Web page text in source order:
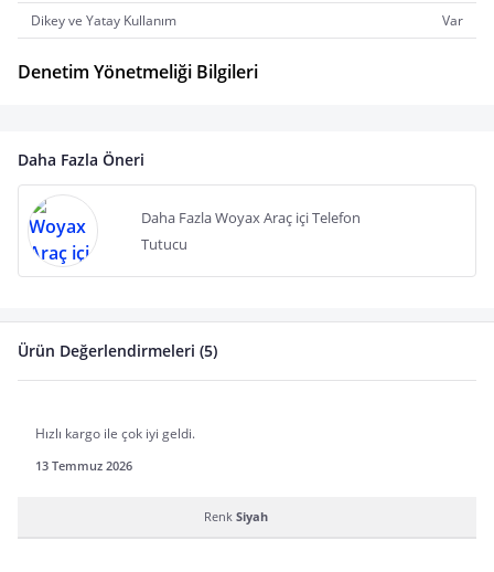
Dikey ve Yatay Kullanım
Var
Denetim Yönetmeliği Bilgileri
Daha Fazla Öneri
Daha Fazla Woyax Araç içi Telefon
Tutucu
Ürün Değerlendirmeleri (5)
Hızlı kargo ile çok iyi geldi.
13 Temmuz 2026
Renk Siyah